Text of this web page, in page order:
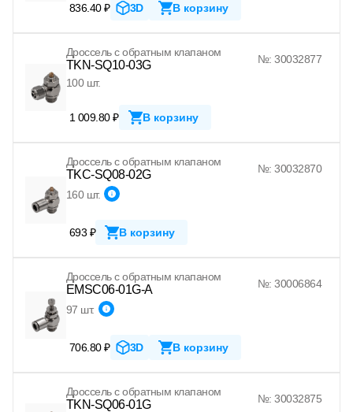
836.40 ₽ 3D В корзину
Дроссель с обратным клапаном
TKN-SQ10-03G
№: 30032877
100 шт.
1 009.80 ₽ В корзину
Дроссель с обратным клапаном
TKC-SQ08-02G №: 30032870
160 шт.
693 ₽ В корзину
Дроссель с обратным клапаном
EMSC06-01G-A №: 30006864
97 шт.
706.80 ₽ 3D В корзину
Дроссель с обратным клапаном
TKN-SQ06-01G
№: 30032875